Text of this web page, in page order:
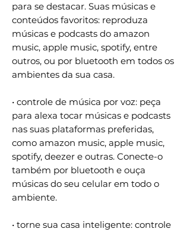
para se destacar. Suas músicas e
conteúdos favoritos: reproduza
músicas e podcasts do amazon
music, apple music, spotify, entre
outros, ou por bluetooth em todos os
ambientes da sua casa.
• controle de música por voz: peça
para alexa tocar músicas e podcasts
nas suas plataformas preferidas,
como amazon music, apple music,
spotify, deezer e outras. Conecte-o
também por bluetooth e ouça
músicas do seu celular em todo o
ambiente.
• torne sua casa inteligente: controle